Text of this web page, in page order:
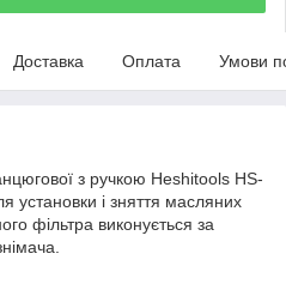
Доставка Оплата Умови
з ручкою Heshitools HS-
установки і зняття масляних
фільтра виконується за